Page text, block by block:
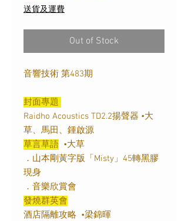
送貨及運費
Out of Stock
音響技術 第483期
封面專題
Raidho Acoustics TD2.2揚聲器 •大
草、馬田、鍾啟源
草言草語 •大草
．山本剛黃字版「Misty」45轉黑膠
現身
．音樂欣賞會
發燒群英會
酒店隔離攻略 •梁錦暉